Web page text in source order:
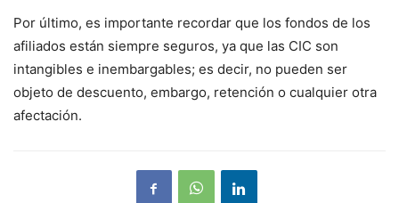
Por último, es importante recordar que los fondos de los
afiliados están siempre seguros, ya que las CIC son
intangibles e inembargables; es decir, no pueden ser
objeto de descuento, embargo, retención o cualquier otra
afectación.